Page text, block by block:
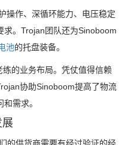
操作、深循环能力、电压稳定
求。Trojan团队还为Sinoboom
池的托盘装备。
的业务布局。凭仗值得信赖
协助Sinoboom提高了物流
需求。